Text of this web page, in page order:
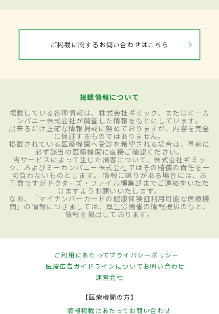
ご掲載に関するお問い合わせはこちら
掲載情報について
掲載している各種情報は、株式会社ギミック、またはミーカ
ンパニー株式会社が調査した情報をもとにしています。
出来るだけ正確な情報掲載に努めておりますが、内容を完全
に保証するものではありません。
掲載されている医療機関へ受診を希望される場合は、事前に
必ず該当の医療機関に直接ご確認ください。
当サービスによって生じた損害について、株式会社ギミッ
ク、およびミーカンパニー株式会社ではその賠償の責任を一
切負わないものとします。 情報に誤りがある場合には、お
手数ですがドクターズ・ファイル編集部までご連絡をいただ
けますようお願いいたします。
なお、「マイナンバーカードの健康保険証利用可能な医療機
関」の情報につきましては、厚生労働省の情報提供のもと、
情報を掲出しております。
ご利用にあたってプライバシーポリシー
医療広告ガイドラインについてお問い合わせ
運営会社
【医療機関の方】
情報掲載にあたって お問い合わせ